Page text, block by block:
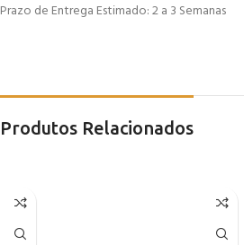
Prazo de Entrega Estimado: 2 a 3 Semanas
Produtos Relacionados